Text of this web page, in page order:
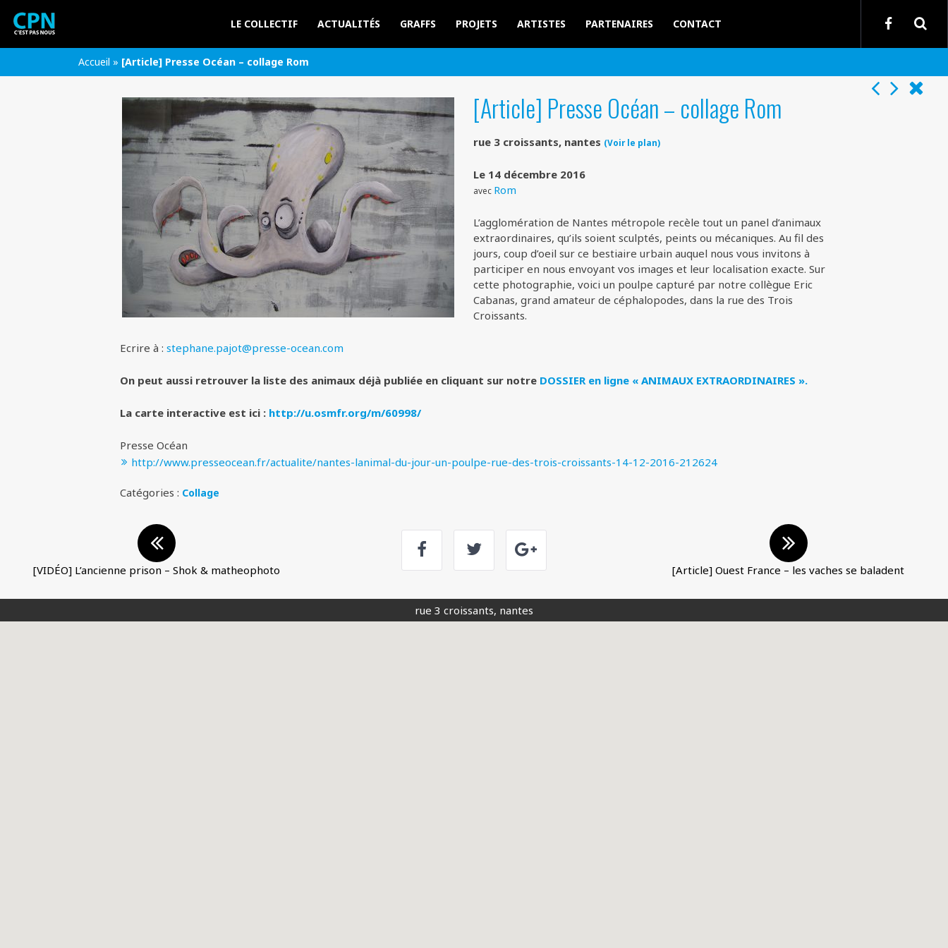
LE COLLECTIF ACTUALITÉS GRAFFS PROJETS ARTISTES PARTENAIRES CONTACT
Accueil » [Article] Presse Océan – collage Rom
[Article] Presse Océan – collage Rom
rue 3 croissants, nantes (Voir le plan)
Le 14 décembre 2016
avec Rom
L’agglomération de Nantes métropole recèle tout un panel d’animaux
extraordinaires, qu’ils soient sculptés, peints ou mécaniques. Au fil des
jours, coup d’oeil sur ce bestiaire urbain auquel nous vous invitons à
participer en nous envoyant vos images et leur localisation exacte. Sur
cette photographie, voici un poulpe capturé par notre collègue Eric
Cabanas, grand amateur de céphalopodes, dans la rue des Trois
Croissants.
Ecrire à : stephane.pajot@presse-ocean.com
On peut aussi retrouver la liste des animaux déjà publiée en cliquant sur notre DOSSIER en ligne « ANIMAUX EXTRAORDINAIRES ».
La carte interactive est ici : http://u.osmfr.org/m/60998/
Presse Océan
http://www.presseocean.fr/actualite/nantes-lanimal-du-jour-un-poulpe-rue-des-trois-croissants-14-12-2016-212624
Catégories : Collage
[VIDÉO] L’ancienne prison – Shok & matheophoto [Article] Ouest France – les vaches se baladent
rue 3 croissants, nantes